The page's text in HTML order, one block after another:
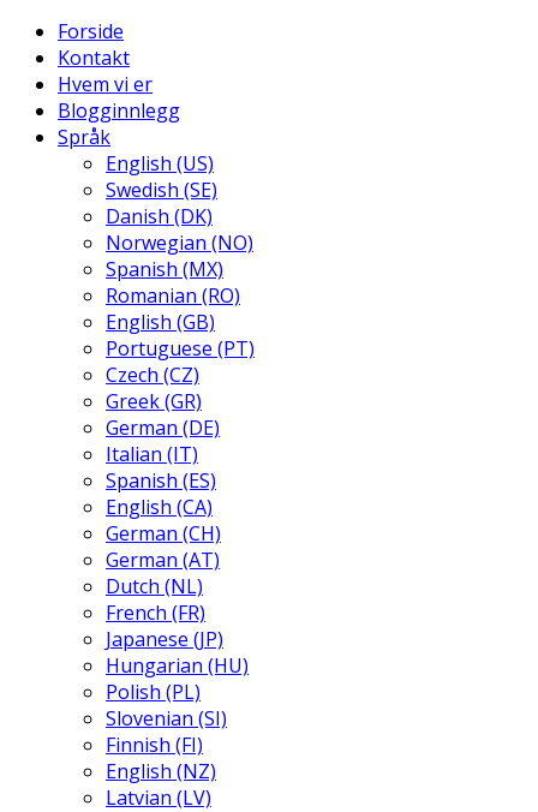
Forside
Kontakt
Hvem vi er
Blogginnlegg
Språk
English (US)
Swedish (SE)
Danish (DK)
Norwegian (NO)
Spanish (MX)
Romanian (RO)
English (GB)
Portuguese (PT)
Czech (CZ)
Greek (GR)
German (DE)
Italian (IT)
Spanish (ES)
English (CA)
German (CH)
German (AT)
Dutch (NL)
French (FR)
Japanese (JP)
Hungarian (HU)
Polish (PL)
Slovenian (SI)
Finnish (FI)
English (NZ)
Latvian (LV)